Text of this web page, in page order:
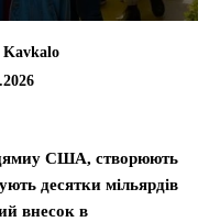
США, створюють
десятки мільярдів
внесок в